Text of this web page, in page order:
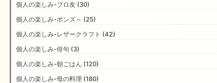
個人の楽しみ-ブロ友 (30)
個人の楽しみ-ポンズ～ (25)
個人の楽しみ-レザークラフト (42)
個人の楽しみ-俳句 (3)
個人の楽しみ-朝ごはん (120)
個人の楽しみ-母の料理 (180)